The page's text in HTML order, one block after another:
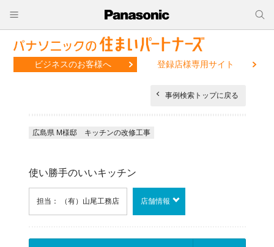
ビジネスのお客様へ 登録店様専用サイト
事例検索トップに戻る
広島県 M様邸 キッチンの改修工事
使い勝手のいいキッチン
担当： （有）山尾工務店 店舗情報